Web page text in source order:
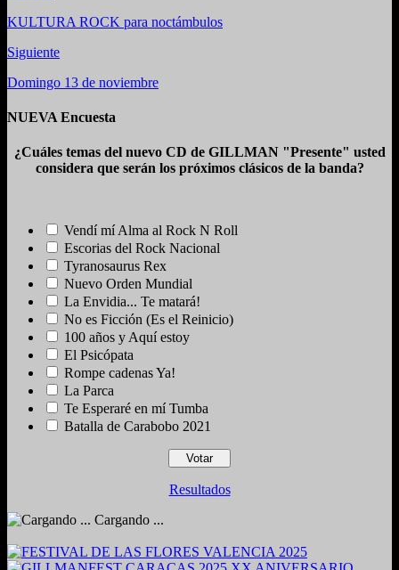
KULTURA ROCK para noctámbulos
Siguiente
Domingo 13 de noviembre
NUEVA Encuesta
¿Cuáles temas del nuevo CD de GILLMAN "Presente" usted
considera que serán los próximos clásicos de la banda?
Vendí mí Alma al Rock N Roll
Escorias del Rock Nacional
Tyranosaurus Rex
Nuevo Orden Mundial
La Envidia... Te matará!
No es Ficción (Es el Reinicio)
100 años y Aquí estoy
El Psicópata
Rompe cadenas Ya!
La Parca
Te Esperaré en mí Tumba
Batalla de Carabobo 2021
Resultados
Cargando ...